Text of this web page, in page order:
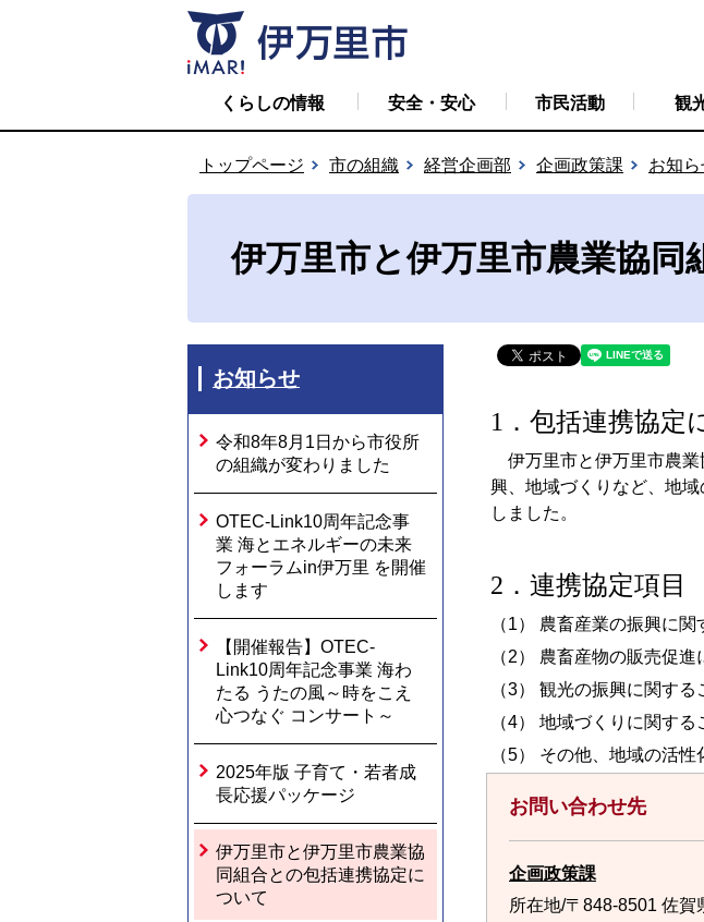
くらしの情報 安全・安心 市民活動 観
トップページ 市の組織 経営企画部 企画政策課 お知
伊万里市と伊万里市農業協
お知らせ
令和8年8月1日から市役所
の組織が変わりました
OTEC-Link10周年記念事
業 海とエネルギーの未来
フォーラムin伊万里 を開催
します
【開催報告】OTEC-
Link10周年記念事業 海わ
たる うたの風～時をこえ
心つなぐ コンサート～
2025年版 子育て・若者成
長応援パッケージ
伊万里市と伊万里市農業協
同組合との包括連携協定に
ついて
1．包括連携協定
伊万里市と伊万里市農業
興、地域づくりなど、地
しました。
2．連携協定項目
（1） 農畜産業の振興に関
（2） 農畜産物の販売促進
（3） 観光の振興に関する
（4） 地域づくりに関する
（5） その他、地域の活性
お問い合わせ先
企画政策課
所在地/〒848-8501 佐